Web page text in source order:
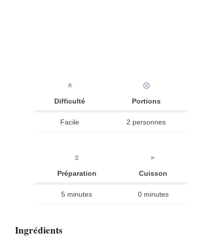
★
Difficulté
⨂
Portions
Facile 2 personnes
⧗
Préparation
►
Cuisson
5 minutes 0 minutes
Ingrédients